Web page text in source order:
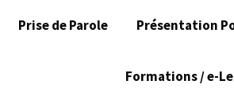
Prise de Parole Présentation
Formations / e-